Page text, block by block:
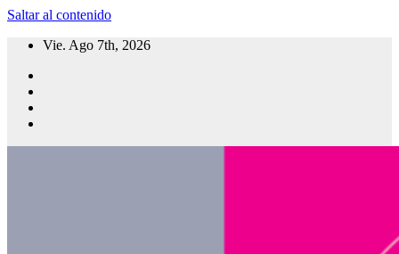
Saltar al contenido
Vie. Ago 7th, 2026